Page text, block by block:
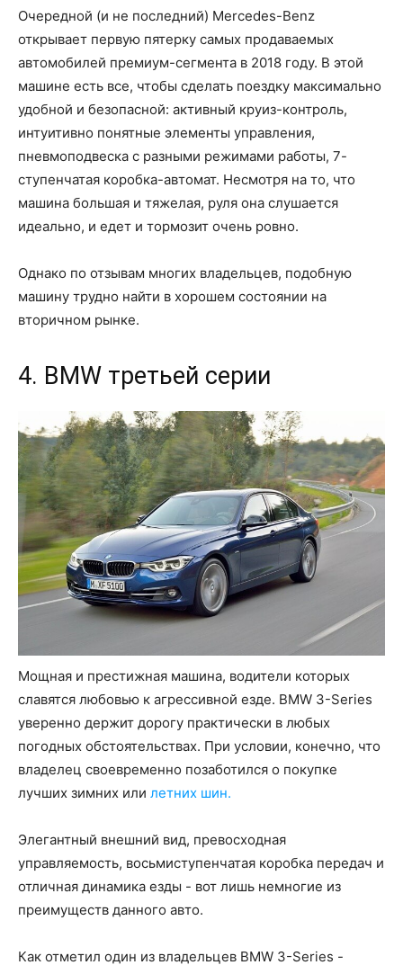
Очередной (и не последний) Mercedes-Benz
открывает первую пятерку самых продаваемых
автомобилей премиум-сегмента в 2018 году. В этой
машине есть все, чтобы сделать поездку максимально
удобной и безопасной: активный круиз-контроль,
интуитивно понятные элементы управления,
пневмоподвеска с разными режимами работы, 7-
ступенчатая коробка-автомат. Несмотря на то, что
машина большая и тяжелая, руля она слушается
идеально, и едет и тормозит очень ровно.
Однако по отзывам многих владельцев, подобную
машину трудно найти в хорошем состоянии на
вторичном рынке.
4. BMW третьей серии
Мощная и престижная машина, водители которых
славятся любовью к агрессивной езде. BMW 3-Series
уверенно держит дорогу практически в любых
погодных обстоятельствах. При условии, конечно, что
владелец своевременно позаботился о покупке
лучших зимних или летних шин.
Элегантный внешний вид, превосходная
управляемость, восьмиступенчатая коробка передач и
отличная динамика езды - вот лишь немногие из
преимуществ данного авто.
Как отметил один из владельцев BMW 3-Series -